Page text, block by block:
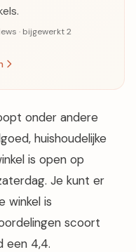
· bijgewerkt 2
onder andere
huishoudelijke
is open op
Je kunt er
winkel is
scoort
een 4,4.